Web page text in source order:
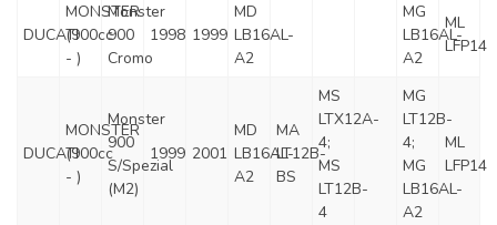
DUCATI
MONSTER
(900cc
- )
Monster
900
Cromo
1998 1999
MD
LB16AL-
A2
MG
LB16AL-
A2
ML
LFP14
DUCATI
MONSTER
(900cc
- )
Monster
900
S/Spezial
(M2)
1999 2001
MD
LB16AL-
A2
MA
LT12B-
BS
MS
LTX12A-
4;
MS
LT12B-
4
MG
LT12B-
4;
MG
LB16AL-
A2
ML
LFP14